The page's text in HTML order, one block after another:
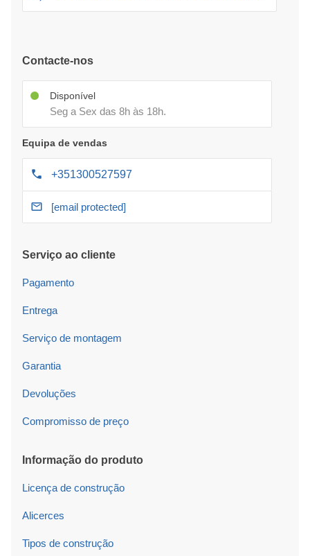
Contacte-nos
Disponível
Seg a Sex das 8h às 18h.
Equipa de vendas
+351300527597
[email protected]
Serviço ao cliente
Pagamento
Entrega
Serviço de montagem
Garantia
Devoluções
Compromisso de preço
Informação do produto
Licença de construção
Alicerces
Tipos de construção